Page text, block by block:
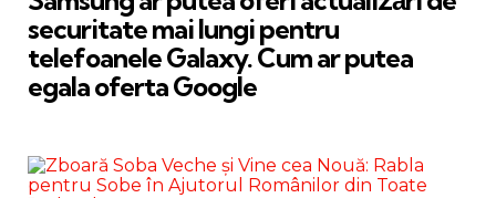
securitate mai lungi pentru
telefoanele Galaxy. Cum ar putea
egala oferta Google